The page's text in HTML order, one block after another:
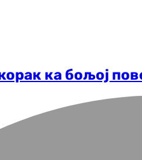
ка бољој